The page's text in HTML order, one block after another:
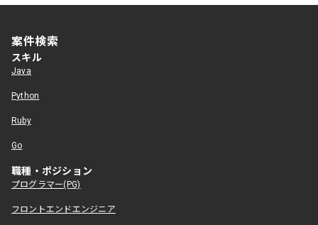
案件検索
スキル
Java
Python
Ruby
Go
職種・ポジション
プログラマー(PG)
フロントエンドエンジニア